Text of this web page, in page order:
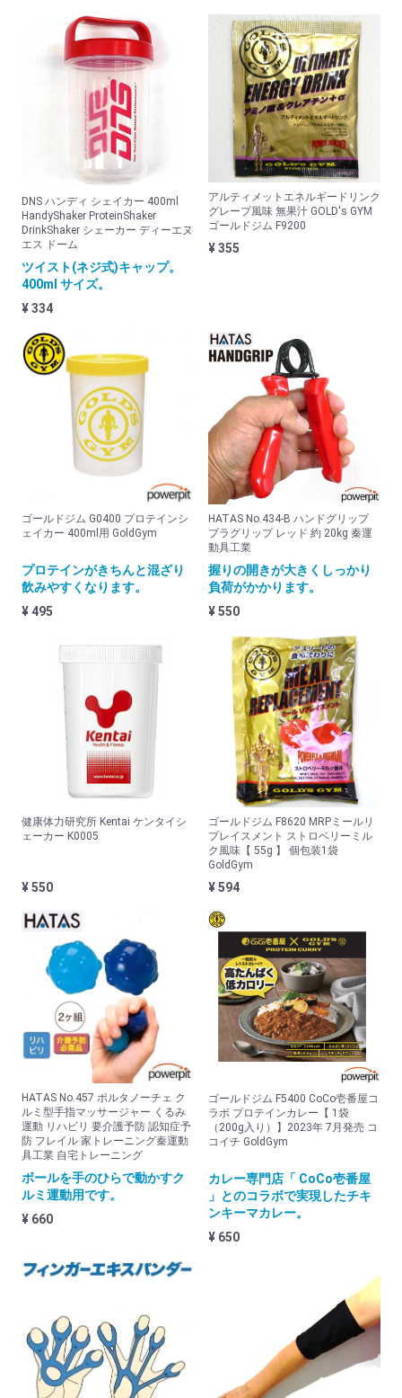
DNS ハンディ シェイカー 400ml
HandyShaker ProteinShaker
DrinkShaker シェーカー ディーエヌ
エス ドーム
ツイスト(ネジ式)キャップ。
400ml サイズ。
¥ 334
アルティメットエネルギードリンク
グレープ風味 無果汁 GOLD's GYM
ゴールドジム F9200
¥ 355
ゴールドジム G0400 プロテインシ
ェイカー 400ml用 GoldGym
プロテインがきちんと混ざり
飲みやすくなります。
¥ 495
HATAS No.434-B ハンドグリップ
プラグリップ レッド 約 20kg 秦運
動具工業
握りの開きが大きくしっかり
負荷がかかります。
¥ 550
健康体力研究所 Kentai ケンタイシ
ェーカー K0005
¥ 550
ゴールドジム F8620 MRPミールリ
プレイスメント ストロベリーミル
ク風味【 55g 】 個包装1袋
GoldGym
¥ 594
HATAS No.457 ポルタノーチェ ク
ルミ型手指マッサージャー くるみ
運動 リハビリ 要介護予防 認知症予
防 フレイル 家トレーニング秦運動
具工業 自宅トレーニング
ボールを手のひらで動かすク
ルミ運動用です。
¥ 660
ゴールドジム F5400 CoCo壱番屋コ
ラボ プロテインカレー【 1袋
（200g入り）】2023年 7月発売 コ
コイチ GoldGym
カレー専門店「 CoCo壱番屋
」とのコラボで実現したチキ
ンキーマカレー。
¥ 650
関節 ジョイントサプリメント
クエン酸
ダイエット
ドリンクボトル&シェーカー
美容と健康
ビタミン&ミネラル
プロテイン&アミノ
美容と健康グッズ
美容と健康グッズ
フィットネス・ヨガ
チューブ・バランスボール
ジェル・クリーム・スプレー
クリオ・コラントッテ特集
HYPERVOLT
トレーニング
トレーニング器具
トレーニンググローブ
トレーニングベルト・ｽﾄﾗｯﾌﾟ
マウスガード
エアロバイク
クロストレーナー
ジョンソン (JOHNSON)
ウエア
リカバリーウエア
サウナスーツ
その他
オリジナル
powerpitグッズ (SMD.)
サポーター
ザムスト
マクダビッド
リガード
膝